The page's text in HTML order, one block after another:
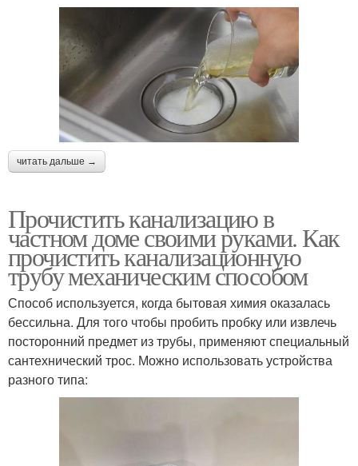
читать дальше →
Прочистить канализацию в
частном доме своими руками. Как
прочистить канализационную
трубу механическим способом
Способ используется, когда бытовая химия оказалась
бессильна. Для того чтобы пробить пробку или извлечь
посторонний предмет из трубы, применяют специальный
сантехнический трос. Можно использовать устройства
разного типа: